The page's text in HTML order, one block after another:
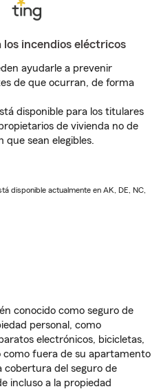
incendios eléctricos
ayudarle a prevenir
de que ocurran, de forma
disponible para los titulares
de vivienda no de
que sean elegibles.
disponible actualmente en AK, DE, NC,
conocido como seguro de
personal, como
electrónicos, bicicletas,
fuera de su apartamento
cobertura del seguro de
incluso a la propiedad